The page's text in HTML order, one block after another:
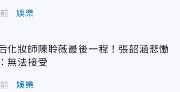
娛樂
化妝師陳聆薇最後一程！張韶涵悲慟
無法接受
娛樂